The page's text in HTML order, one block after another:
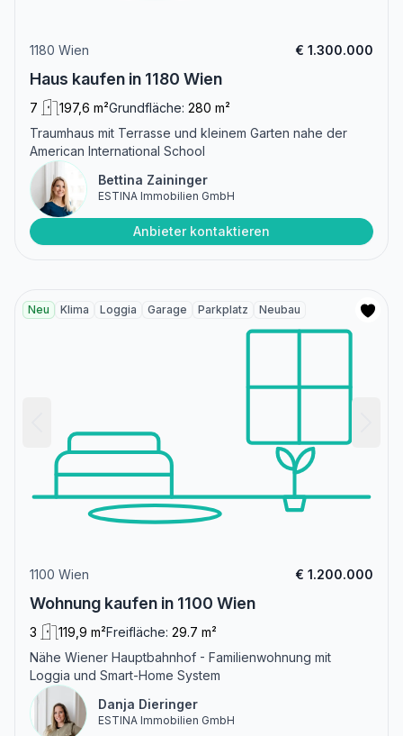
1180 Wien € 1.300.000
Haus kaufen in 1180 Wien
7 197,6 m²Grundfläche: 280 m²
Traumhaus mit Terrasse und kleinem Garten nahe der
American International School
Bettina Zaininger
ESTINA Immobilien GmbH
Anbieter kontaktieren
Neu Klima Loggia Garage Parkplatz Neubau
1100 Wien € 1.200.000
Wohnung kaufen in 1100 Wien
3 119,9 m²Freifläche: 29.7 m²
Nähe Wiener Hauptbahnhof - Familienwohnung mit
Loggia und Smart-Home System
Danja Dieringer
ESTINA Immobilien GmbH